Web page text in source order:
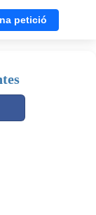
petició